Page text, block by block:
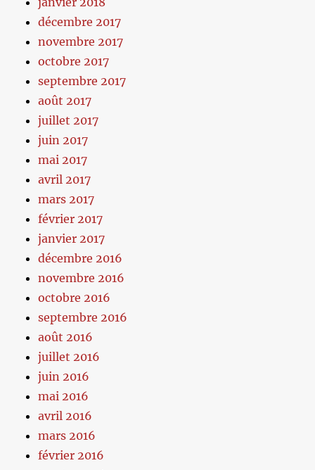
décembre 2017
novembre 2017
octobre 2017
septembre 2017
août 2017
juillet 2017
juin 2017
mai 2017
avril 2017
mars 2017
février 2017
janvier 2017
décembre 2016
novembre 2016
octobre 2016
septembre 2016
août 2016
juillet 2016
juin 2016
mai 2016
avril 2016
mars 2016
février 2016